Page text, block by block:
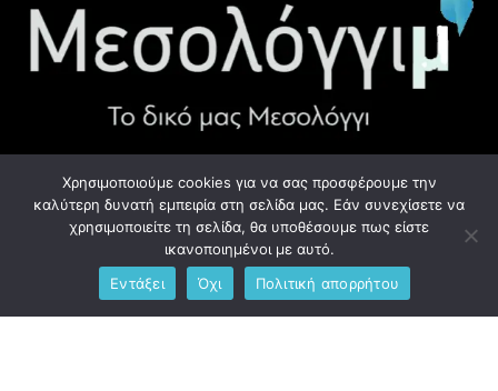
ΧΡΉΣΙΜΑ LINK
Προσωπικά Δεδομένα - GDPR
Ανδρέου Λόντου 1, Μεσολόγγι 302 00
Χρησιμοποιούμε cookies για να σας προσφέρουμε την
καλύτερη δυνατή εμπειρία στη σελίδα μας. Εάν συνεχίσετε να
χρησιμοποιείτε τη σελίδα, θα υποθέσουμε πως είστε
ικανοποιημένοι με αυτό.
Εντάξει
Όχι Πολιτική απορρήτου